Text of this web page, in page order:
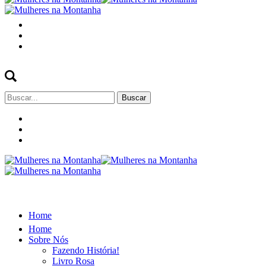
Buscar
por:
Home
Home
Sobre Nós
Fazendo História!
Livro Rosa